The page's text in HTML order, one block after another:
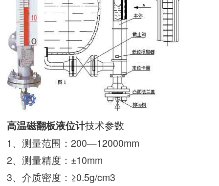
高温磁翻板液位计技术参数
1、测量范围：200—12000mm
2、测量精度：±10mm
3、介质密度：≥0.5g/cm3